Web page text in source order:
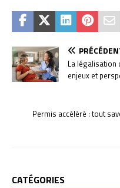
La légalisation
enjeux et
Permis accéléré : tout
CATÉGORIES